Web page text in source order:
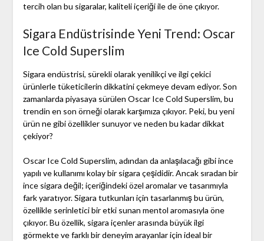
tercih olan bu sigaralar, kaliteli içeriği ile de öne çıkıyor.
Sigara Endüstrisinde Yeni Trend: Oscar
Ice Cold Superslim
Sigara endüstrisi, sürekli olarak yenilikçi ve ilgi çekici
ürünlerle tüketicilerin dikkatini çekmeye devam ediyor. Son
zamanlarda piyasaya sürülen Oscar Ice Cold Superslim, bu
trendin en son örneği olarak karşımıza çıkıyor. Peki, bu yeni
ürün ne gibi özellikler sunuyor ve neden bu kadar dikkat
çekiyor?
Oscar Ice Cold Superslim, adından da anlaşılacağı gibi ince
yapılı ve kullanımı kolay bir sigara çeşididir. Ancak sıradan bir
ince sigara değil; içeriğindeki özel aromalar ve tasarımıyla
fark yaratıyor. Sigara tutkunları için tasarlanmış bu ürün,
özellikle serinletici bir etki sunan mentol aromasıyla öne
çıkıyor. Bu özellik, sigara içenler arasında büyük ilgi
görmekte ve farklı bir deneyim arayanlar için ideal bir